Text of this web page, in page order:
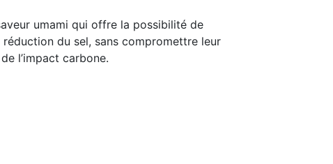
umami qui offre la possibilité de
du sel, sans compromettre leur
l’impact carbone.